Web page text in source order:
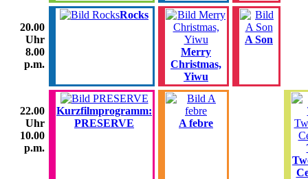
20.00
Uhr
8.00
p.m.
Rocks
Merry
Christmas,
Yiwu
A Son
22.00
Uhr
10.00
p.m.
Kurzfilmprogramm:
PRESERVE
A febre